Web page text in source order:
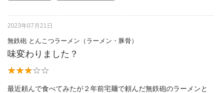
2023年07月21日
無鉄砲 とんこつラーメン（ラーメン・豚骨）
味変わりました？
最近頼んで食べてみたが２年前宅麺で頼んだ無鉄砲のラーメンと